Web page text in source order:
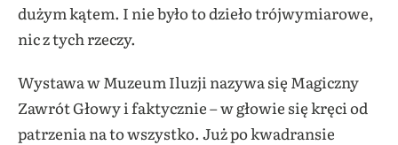
dużym kątem. I nie było to dzieło trójwymiarowe,
nic z tych rzeczy.
Wystawa w Muzeum Iluzji nazywa się Magiczny
Zawrót Głowy i faktycznie – w głowie się kręci od
patrzenia na to wszystko. Już po kwadransie